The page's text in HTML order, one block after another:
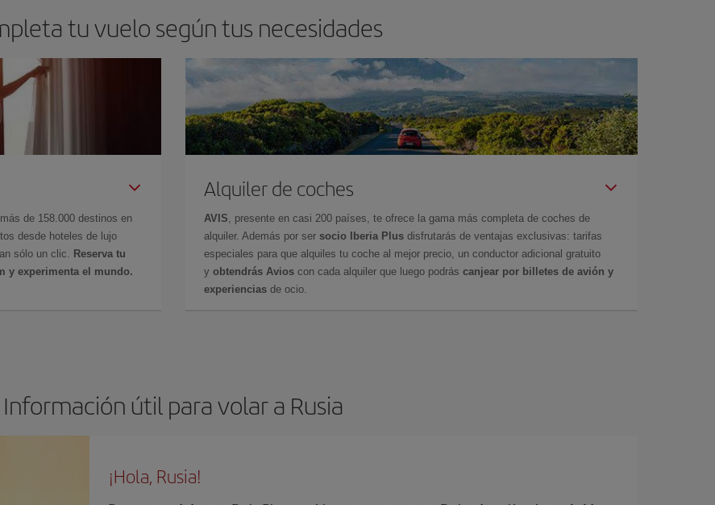
tu vuelo según tus necesidades
de 158.000 destinos en
desde hoteles de lujo
sólo un clic.
Reserva tu
y experimenta el mundo.
Alquiler de coches
AVIS , presente en casi 200 países, te ofrece la gama más completa de coches de
alquiler. Además por ser socio Iberia Plus disfrutarás de ventajas exclusivas: tarifas
especiales para que alquiles tu coche al mejor precio, un conductor adicional gratuito
y obtendrás Avios con cada alquiler que luego podrás canjear por billetes de avión y
experiencias de ocio.
Información útil para volar a Rusia
¡Hola, Rusia!